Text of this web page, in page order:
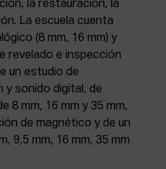
la restauración, la
La escuela cuenta
(8 mm, 16 mm) y
revelado e inspección
un estudio de
y sonido digital, de
8 mm, 16 mm y 35 mm,
de magnético y de un
9,5 mm, 16 mm, 35 mm